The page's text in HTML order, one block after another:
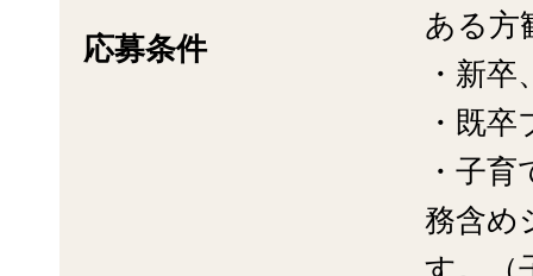
応募条件
ある方
・新
・既
・子
務含め
す。（